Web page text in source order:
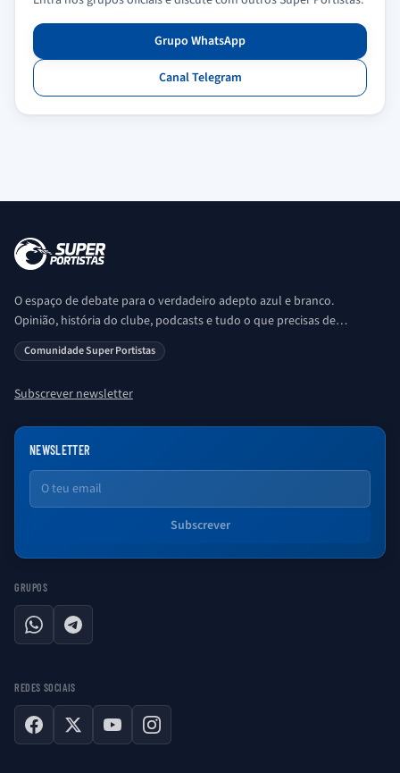
Grupo WhatsApp
Canal Telegram
O espaço de debate para o verdadeiro adepto azul e branco.
Opinião, história do clube, podcasts e tudo o que precisas de
saber sobre o universo Porto. Ser Porto é aqui!
Comunidade Super Portistas
Subscrever newsletter
NEWSLETTER
Email
Subscrever
GRUPOS
WhatsAppTelegram
REDES SOCIAIS
Facebook
X YouTubeInstagram